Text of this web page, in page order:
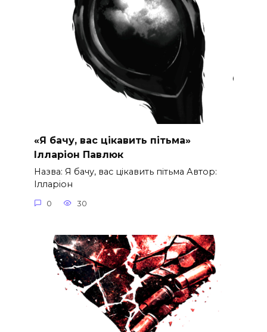
«Я бачу, вас цікавить пітьма»
Ілларіон Павлюк
Назва: Я бачу, вас цікавить пітьма Автор:
Ілларіон
0 30